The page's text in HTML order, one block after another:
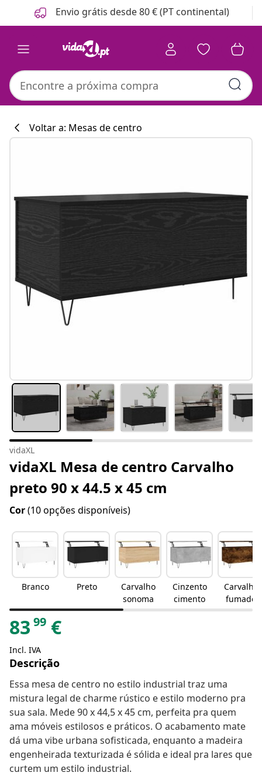
Anterior
Seguinte Envio grátis desde 80 € (PT continental)
Voltar a: Mesas de centro
vidaXL
vidaXL Mesa de centro Carvalho
preto 90 x 44.5 x 45 cm
Cor(10 opções disponíveis)
Branco Preto
Carvalho
sonoma
Cinzento
cimento
Carvalho
fumado
83 99 €
Incl. IVA
Descrição
Essa mesa de centro no estilo industrial traz uma
mistura legal de charme rústico e estilo moderno pra
sua sala. Mede 90 x 44,5 x 45 cm, perfeita pra quem
ama móveis estilosos e práticos. O acabamento mate
dá uma vibe urbana sofisticada, enquanto a madeira
engenheirada texturizada é sólida e ideal pra lares que
curtem um estilo industrial.